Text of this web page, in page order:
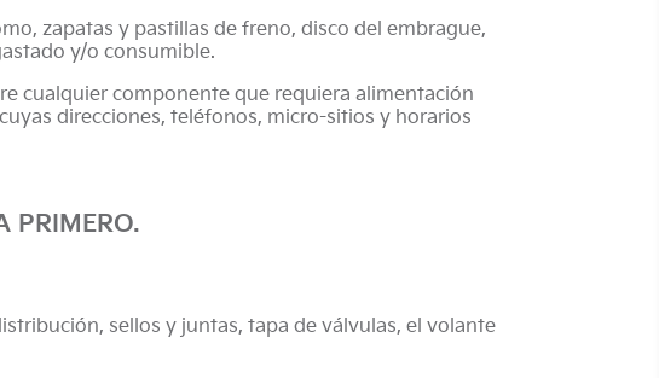
zapatas y pastillas de freno, disco del embrague,
y/o consumible.
cualquier componente que requiera alimentación
direcciones, teléfonos, micro-sitios y horarios
PRIMERO.
sellos y juntas, tapa de válvulas, el volante